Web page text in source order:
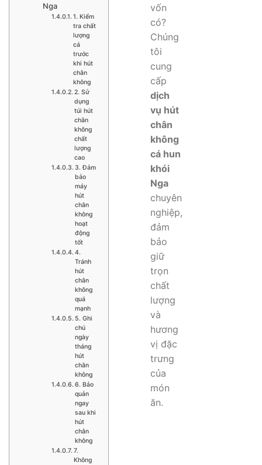
Nga
1. Kiểm
tra chất
lượng
cá
trước
khi hút
chân
không
2. Sử
dụng
túi hút
chân
không
chất
lượng
cao
3. Đảm
bảo
máy
hút
chân
không
hoạt
động
tốt
4.
Tránh
hút
chân
không
quá
mạnh
5. Ghi
chú
ngày
tháng
hút
chân
không
6. Bảo
quản
ngay
sau khi
hút
chân
không
7.
Không
vốn
có?
Chúng
tôi
cung
cấp
dịch
vụ hút
chân
không
cá hun
khói
Nga
chuyên
nghiệp,
đảm
bảo
giữ
trọn
chất
lượng
và
hương
vị đặc
trưng
của
món
ăn.